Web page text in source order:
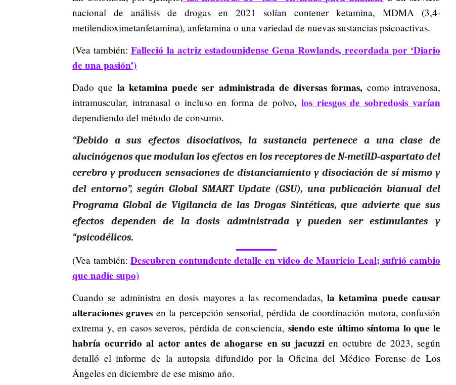
nacional de análisis de drogas en 2021 solían contener ketamina, MDMA (3,4-
metilendioximetanfetamina), anfetamina o una variedad de nuevas sustancias psicoactivas.
(Vea también:Falleció la actriz estadounidense Gena Rowlands, recordada por ‘Diario
de una pasión’)
Dado que la ketamina puede ser administrada de diversas formas, como intravenosa,
intramuscular, intranasal o incluso en forma de polvo, los riesgos de sobredosis varían
dependiendo del método de consumo.
“Debido a sus efectos disociativos, la sustancia pertenece a una clase de
alucinógenos que modulan los efectos en los receptores de N-metilD-aspartato del
cerebro y producen sensaciones de distanciamiento y disociación de sí mismo y
del entorno”, según Global SMART Update (GSU), una publicación bianual del
Programa Global de Vigilancia de las Drogas Sintéticas, que advierte que sus
efectos dependen de la dosis administrada y pueden ser estimulantes y
“psicodélicos.
(Vea también:Descubren contundente detalle en video de Mauricio Leal; sufrió cambio
que nadie supo)
Cuando se administra en dosis mayores a las recomendadas, la ketamina puede causar
alteraciones graves en la percepción sensorial, pérdida de coordinación motora, confusión
extrema y, en casos severos, pérdida de consciencia, siendo este último síntoma lo que le
habría ocurrido al actor antes de ahogarse en su jacuzzien octubre de 2023, según
detalló el informe de la autopsia difundido por la Oficina del Médico Forense de Los
Ángeles en diciembre de ese mismo año.